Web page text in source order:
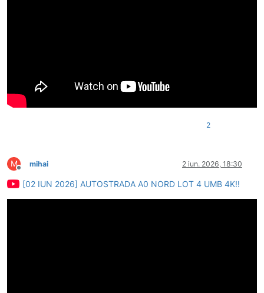
2
M
Deconectat
mihai 2 iun. 2026, 18:30
[02 IUN 2026] AUTOSTRADA A0 NORD LOT 4 UMB 4K!!